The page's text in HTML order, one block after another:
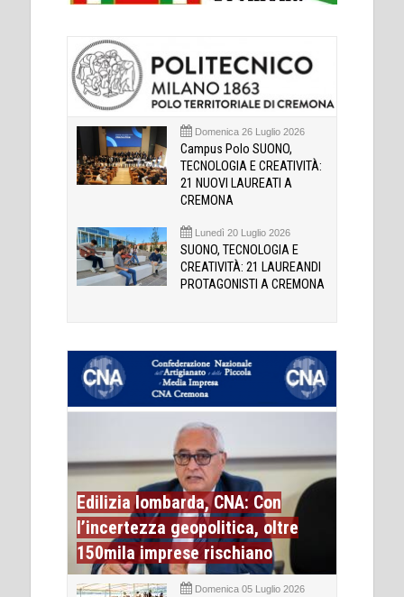
Domenica 26 Luglio 2026
Campus Polo SUONO,
TECNOLOGIA E CREATIVITÀ:
21 NUOVI LAUREATI A
CREMONA
Lunedì 20 Luglio 2026
SUONO, TECNOLOGIA E
CREATIVITÀ: 21 LAUREANDI
PROTAGONISTI A CREMONA
Edilizia lombarda, CNA: Con
l’incertezza geopolitica, oltre
150mila imprese rischiano
Domenica 05 Luglio 2026